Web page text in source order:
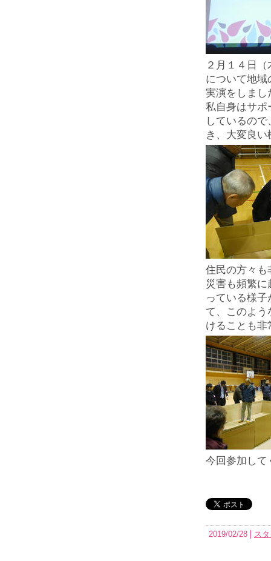
２月１４日
について地
実演をしまし
私自身はサポ
しているの
き、大変良
住民の方々も
災害も頻繁
っている様
て、このよ
けることも非
今回参加して
2019/02/28 ス